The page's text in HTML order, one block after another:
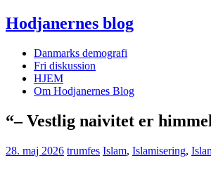
Hodjanernes blog
Danmarks demografi
Fri diskussion
HJEM
Om Hodjanernes Blog
“– Vestlig naivitet er
28. maj 2026 trumfes Islam, Islamisering,